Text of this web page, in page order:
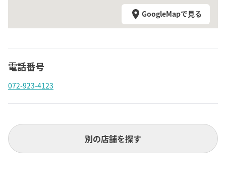
GoogleMapで見る
電話番号
072-923-4123
別の店舗を探す